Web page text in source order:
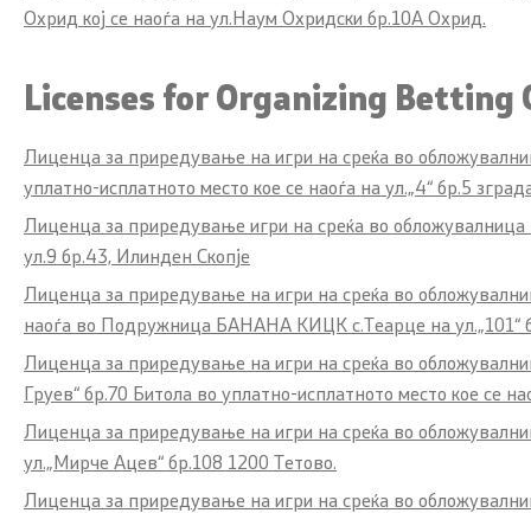
Охрид кој се наоѓа на ул.Наум Охридски бр.10А Охрид.
Licenses for Organizing Betting
Лиценца за приредување на игри на среќа во
уплатно-исплатното место кое се наоѓа на ул.„4“ бр.5
Лиценца за приредување игри на среќа во
ул.9 бр.43, Илинден Скопје
Лиценца за приредување на игри на среќа во
наоѓа во Подружница БАНАНА КИЦК с.Теарце на ул.„101“
Лиценца за приредување на игри на среќа во
Груев“ бр.70 Битола во уплатно-исплатното место кое
Лиценца за приредување на игри на среќа во
ул.„Мирче Ацев“ бр.108 1200 Тетово.
Лиценца за приредување на игри на среќа во